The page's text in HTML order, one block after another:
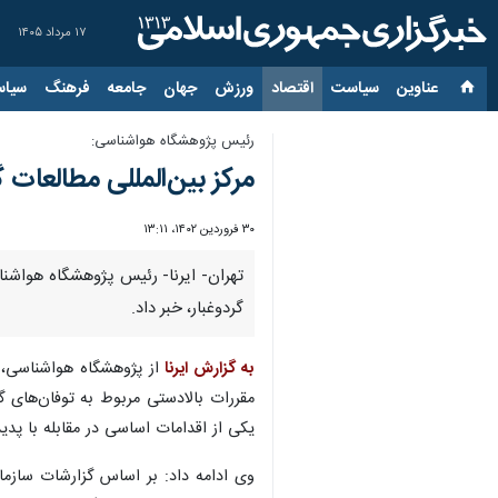
۱۷ مرداد ۱۴۰۵
عناوین‌ سیاست اقتصاد ورزش جهان جامعه فرهنگ
رئیس پژوهشگاه هواشناسی:
مرکز بین‌المللی
۳۰ فروردین ۱۴۰۲، ۱۳:۱۱